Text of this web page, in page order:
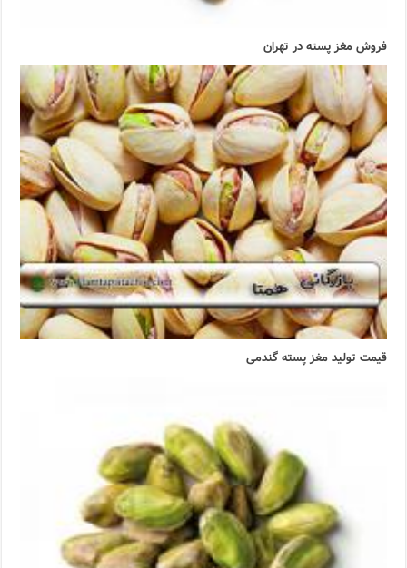
فروش مغز پسته در تهران
قیمت تولید مغز پسته گندمی